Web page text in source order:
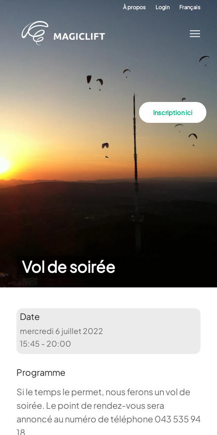
À propos Login Français
Vol de soirée
Inscription ici
Date
mercredi 6 juillet 2022
15:45 - 20:00
Programme
Si le temps le permet, nous ferons un vol de
soirée. Le point de rendez-vous sera
annoncé au numéro de téléphone 043 535 94
18.